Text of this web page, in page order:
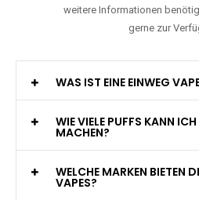
weitere Informationen
gerne zur
WAS IST EINE EINWEG
WIE VIELE PUFFS KANN
MACHEN?
WELCHE MARKEN BIETEN
VAPES?